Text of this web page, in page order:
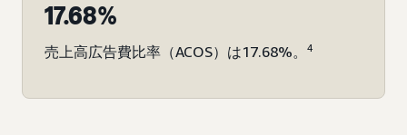
17.68%
売上高広告費比率（ACOS）は17.68%。 4